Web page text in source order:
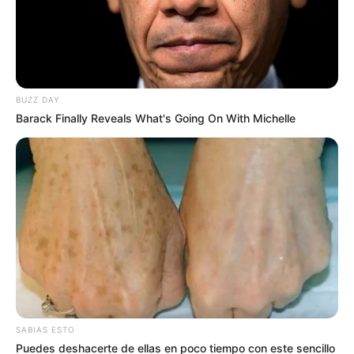
Imagen creada con inteligencia artificial
Sorteos día viernes 12 de junio de 2026
Por:
Sophia Salamanca Gómez
Junio 12, 2026
BUZZ DAY
Barack Finally Reveals What's Going On With Michelle
SABIAS ESTO
Puedes deshacerte de ellas en poco tiempo con este sencillo